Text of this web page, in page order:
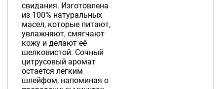
свидания. Изготовлена
из 100% натуральных
масел, которые питают,
увлажняют, смягчают
кожу и делают её
шелковистой. Сочный
цитрусовый аромат
остается легким
шлейфом, напоминая о